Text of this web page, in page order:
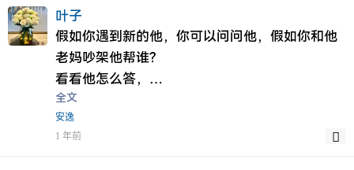
今天我仔细想过，我确实有点像舔狗了，明明没
有结果，明明没有回应，明明没有意义，我却一
如既往的对待你，也许平时回复晚点，只不过我
们的聊天已经没有多少话题，连个恩我都需要回
复晚点，来告诉你我还在，
可惜由于种种原因，我知道你已经累和烦，
我知道我的存在对你来说已经没有意义了，
有些东西我也不敢说，也不敢问，更不敢言，
你前面几次生气，数落，怒火，我心理逐渐产生
了畏惧，我怕自己在乱说乱言最后网友都没得
做，
更别说如今的我又有何身份去说去论这些了
我心里很纠结，也很不安，
一开始我的确睡的也还好，
叶子
假如你遇到新的他，你可以问问他，假如你和他
老妈吵架他帮谁？
看看他怎么答，
我的答案我没机会跟你说，
但是我也透过了，
那时候的我说，
全文
安逸
1 年前